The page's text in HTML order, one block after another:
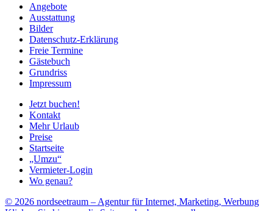
Angebote
Ausstattung
Bilder
Datenschutz-Erklärung
Freie Termine
Gästebuch
Grundriss
Impressum
Jetzt buchen!
Kontakt
Mehr Urlaub
Preise
Startseite
„Umzu“
Vermieter-Login
Wo genau?
© 2026 nordseetraum – Agentur für Internet, Marketing, Werbung